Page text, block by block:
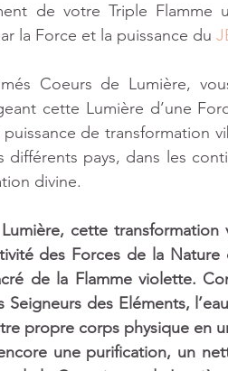
de votre Triple Flamme
la Force et la puissance du
Coeurs de Lumière,
cette Lumière d’une
de transformation
différents pays, dans les
divine.
cette
des Forces de la
de la Flamme violette.
des Eléments,
propre corps physique en
une purification, un